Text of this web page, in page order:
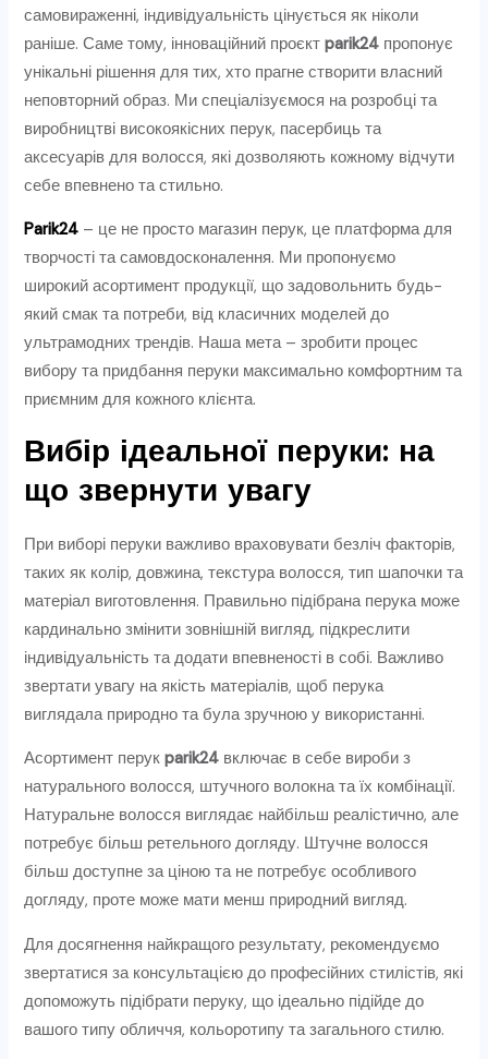
самовираженні, індивідуальність цінується як ніколи
раніше. Саме тому, інноваційний проєктparik24 пропонує
унікальні рішення для тих, хто прагне створити власний
неповторний образ. Ми спеціалізуємося на розробці та
виробництві високоякісних перук, пасербиць та
аксесуарів для волосся, які дозволяють кожному відчути
себе впевнено та стильно.
Parik24 – це не просто магазин перук, це платформа для
творчості та самовдосконалення. Ми пропонуємо
широкий асортимент продукції, що задовольнить будь-
який смак та потреби, від класичних моделей до
ультрамодних трендів. Наша мета – зробити процес
вибору та придбання перуки максимально комфортним та
приємним для кожного клієнта.
Вибір ідеальної перуки: на
що звернути увагу
При виборі перуки важливо враховувати безліч факторів,
таких як колір, довжина, текстура волосся, тип шапочки та
матеріал виготовлення. Правильно підібрана перука може
кардинально змінити зовнішній вигляд, підкреслити
індивідуальність та додати впевненості в собі. Важливо
звертати увагу на якість матеріалів, щоб перука
виглядала природно та була зручною у використанні.
Асортимент перукparik24 включає в себе вироби з
натурального волосся, штучного волокна та їх комбінації.
Натуральне волосся виглядає найбільш реалістично, але
потребує більш ретельного догляду. Штучне волосся
більш доступне за ціною та не потребує особливого
догляду, проте може мати менш природний вигляд.
Для досягнення найкращого результату, рекомендуємо
звертатися за консультацією до професійних стилістів, які
допоможуть підібрати перуку, що ідеально підійде до
вашого типу обличчя, кольоротипу та загального стилю.